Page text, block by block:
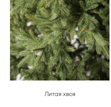
Литая хвоя